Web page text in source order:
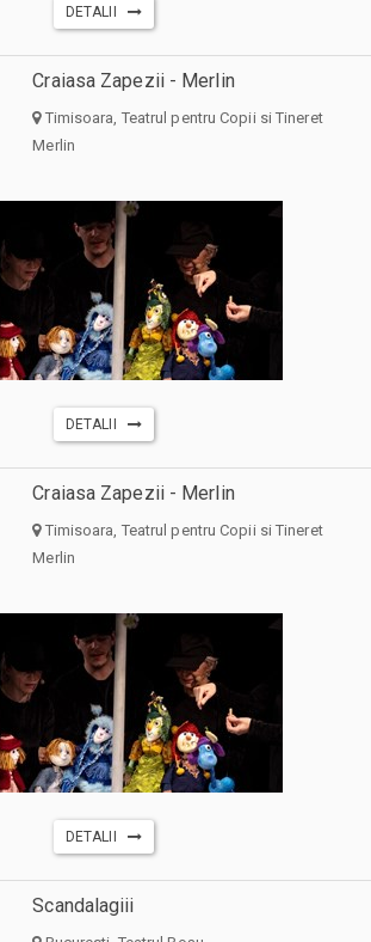
DETALII
Craiasa Zapezii - Merlin
Timisoara, Teatrul pentru Copii si Tineret
Merlin
DETALII
Craiasa Zapezii - Merlin
Timisoara, Teatrul pentru Copii si Tineret
Merlin
DETALII
Scandalagiii